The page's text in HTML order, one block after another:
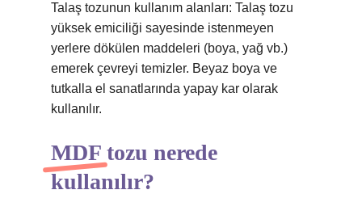
Talaş tozunun kullanım alanları: Talaş tozu
yüksek emiciliği sayesinde istenmeyen
yerlere dökülen maddeleri (boya, yağ vb.)
emerek çevreyi temizler. Beyaz boya ve
tutkalla el sanatlarında yapay kar olarak
kullanılır.
MDF tozu nerede
kullanılır?